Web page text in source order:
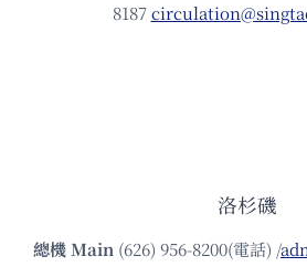
8187
洛杉磯
總機Main (626) 956-8200(電話) /